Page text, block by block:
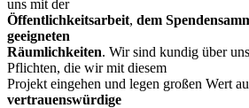
uns mit der
Öffentlichkeitsarbeit, dem
geeigneten
Räumlichkeiten. Wir sind kundig über
Pflichten, die wir mit diesem
Projekt eingehen und legen großen Wert
vertrauenswürdige